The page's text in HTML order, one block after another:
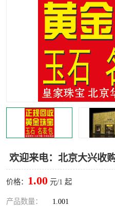
欢迎来电：北京大兴收
价格： 1.00 元/1 起
产品数量： 1.001